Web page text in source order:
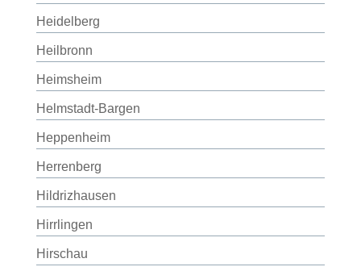
Heidelberg
Heilbronn
Heimsheim
Helmstadt-Bargen
Heppenheim
Herrenberg
Hildrizhausen
Hirrlingen
Hirschau